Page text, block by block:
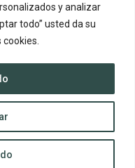
y analizar
todo” usted da su